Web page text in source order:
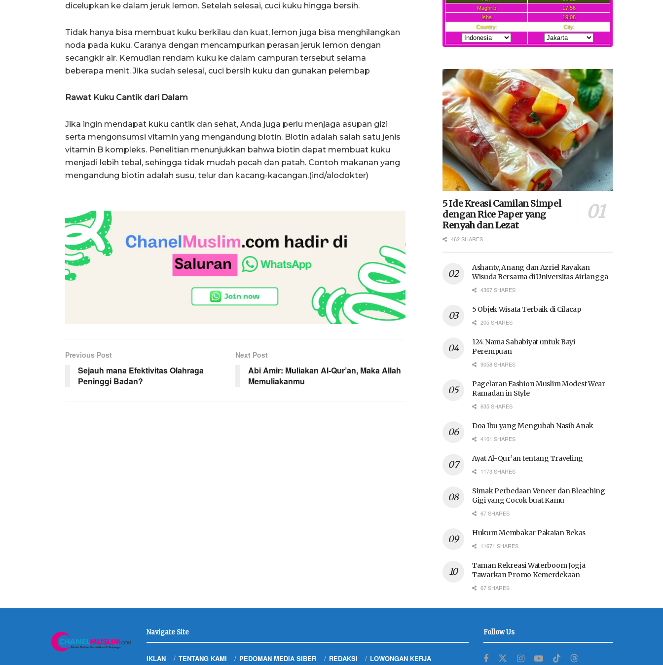
dicelupkan ke dalam jeruk lemon. Setelah selesai, cuci kuku hingga bersih.
Tidak hanya bisa membuat kuku berkilau dan kuat, lemon juga bisa menghilangkan
noda pada kuku. Caranya dengan mencampurkan perasan jeruk lemon dengan
secangkir air. Kemudian rendam kuku ke dalam campuran tersebut selama
beberapa menit. Jika sudah selesai, cuci bersih kuku dan gunakan pelembap
Rawat Kuku Cantik dari Dalam
Jika ingin mendapat kuku cantik dan sehat, Anda juga perlu menjaga asupan gizi
serta mengonsumsi vitamin yang mengandung biotin. Biotin adalah salah satu jenis
vitamin B kompleks. Penelitian menunjukkan bahwa biotin dapat membuat kuku
menjadi lebih tebal, sehingga tidak mudah pecah dan patah. Contoh makanan yang
mengandung biotin adalah susu, telur dan kacang-kacangan.(ind/alodokter)
Previous Post
Sejauh mana Efektivitas Olahraga
Peninggi Badan?
Next Post
Abi Amir: Muliakan Al-Qur’an, Maka Allah
Memuliakanmu
5 Ide Kreasi Camilan Simpel
dengan Rice Paper yang
Renyah dan Lezat
462 SHARES
Ashanty, Anang dan Azriel Rayakan
Wisuda Bersama di Universitas Airlangga
4367 SHARES
5 Objek Wisata Terbaik di Cilacap
205 SHARES
124 Nama Sahabiyat untuk Bayi
Perempuan
9058 SHARES
Pagelaran Fashion Muslim Modest Wear
Ramadan in Style
635 SHARES
Doa Ibu yang Mengubah Nasib Anak
4101 SHARES
Ayat Al-Qur’an tentang Traveling
1173 SHARES
Simak Perbedaan Veneer dan Bleaching
Gigi yang Cocok buat Kamu
67 SHARES
Hukum Membakar Pakaian Bekas
11671 SHARES
Taman Rekreasi Waterboom Jogja
Tawarkan Promo Kemerdekaan
67 SHARES
Navigate Site
IKLAN TENTANG KAMI PEDOMAN MEDIA SIBER REDAKSI LOWONGAN KERJA
Follow Us